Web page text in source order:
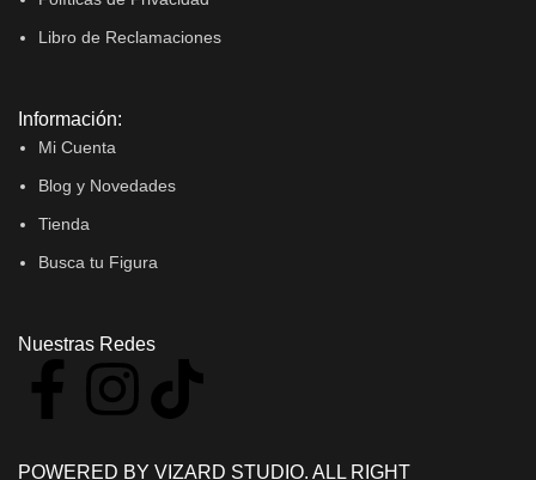
Libro de Reclamaciones
Información:
Mi Cuenta
Blog y Novedades
Tienda
Busca tu Figura
Nuestras Redes
POWERED BY VIZARD STUDIO. ALL RIGHT